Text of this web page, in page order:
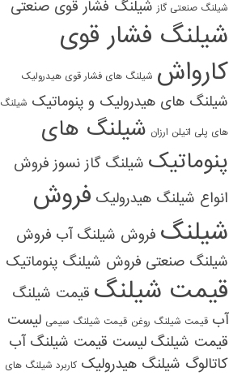
شیلنگ صنعتی گاز شیلنگ فشار قوی صنعتی
شیلنگ فشار قوی
کارواش شیلنگ های فشار قوی هیدرولیک
شیلنگ های هیدرولیک و پنوماتیک شیلنگ
های پلی اتیلن ارزان شیلنگ های
پنوماتیک شیلنگ گاز نسوز فروش
انواع شیلنگ هیدرولیک فروش
شیلنگ فروش شیلنگ آب فروش
شیلنگ صنعتی فروش شیلنگ پنوماتیک
قیمت شیلنگ قیمت شیلنگ
آب قیمت شیلنگ روغن قیمت شیلنگ سیمی لیست
قیمت شیلنگ لیست قیمت شیلنگ آب
کاتالوگ شیلنگ هیدرولیک کاربرد شیلنگ های